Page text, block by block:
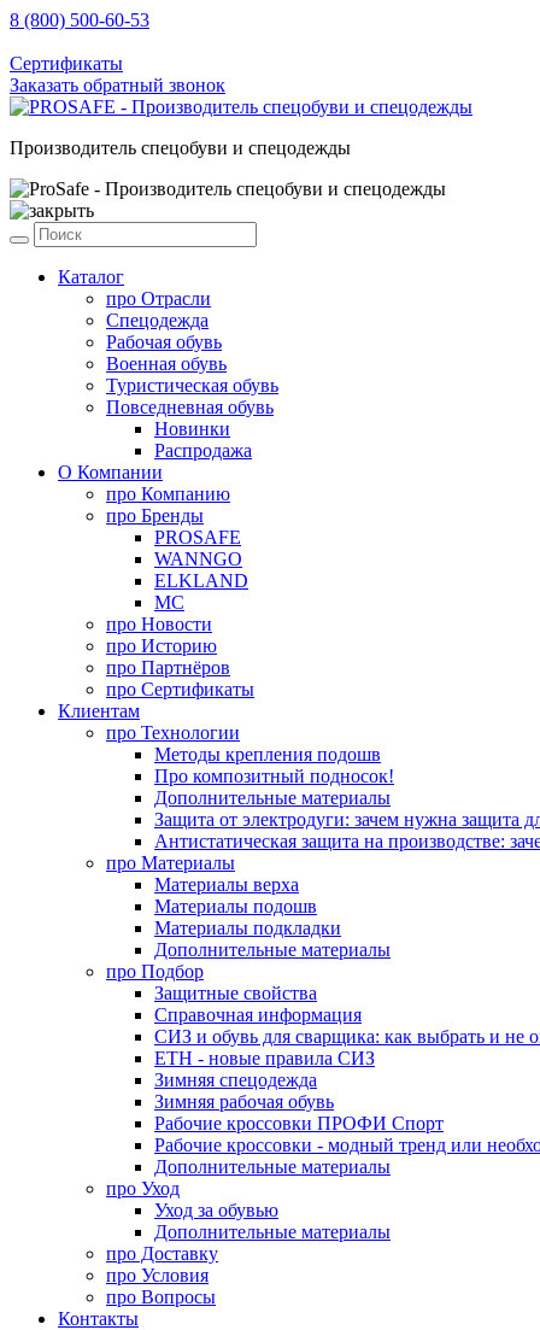
8 (800) 500-60-53
Сертификаты
Заказать обратный звонок
Производитель спецобуви и спецодежды
Каталог
про Отрасли
Спецодежда
Рабочая обувь
Военная обувь
Туристическая обувь
Повседневная обувь
Новинки
Распродажа
О Компании
про Компанию
про Бренды
PROSAFE
WANNGO
ELKLAND
MC
про Новости
про Историю
про Партнёров
про Сертификаты
Клиентам
про Технологии
Методы крепления подошв
Про композитный подносок!
Дополнительные материалы
Защита от электродуги: зачем нужна защита
Антистатическая защита на производстве:
про Материалы
Материалы верха
Материалы подошв
Материалы подкладки
Дополнительные материалы
про Подбор
Защитные свойства
Справочная информация
СИЗ и обувь для сварщика: как выбрать и не
ЕТН - новые правила СИЗ
Зимняя спецодежда
Зимняя рабочая обувь
Рабочие кроссовки ПРОФИ Спорт
Рабочие кроссовки - модный тренд или
Дополнительные материалы
про Уход
Уход за обувью
Дополнительные материалы
про Доставку
про Условия
про Вопросы
Контакты